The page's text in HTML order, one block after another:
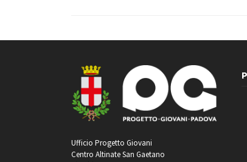
Ufficio Progetto Giovani
Centro Altinate San Gaetano